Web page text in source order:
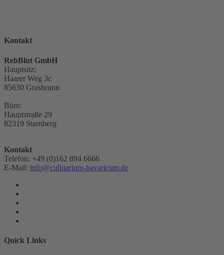
Kontakt
RebBlut GmbH
Hauptsitz:
Haarer Weg 3c
85630 Grasbrunn
Büro:
Hauptstraße 29
82319 Starnberg
Kontakt
Telefon: +49 (0)162 894 6666
E-Mail: info@culinarium-bavaricum.de
Quick Links